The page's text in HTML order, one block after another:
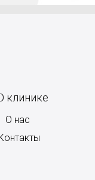
клинике
О нас